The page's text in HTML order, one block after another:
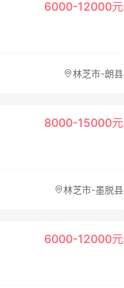
6000-12000元
林芝市-朗县
8000-15000元
林芝市-墨脱县
6000-12000元